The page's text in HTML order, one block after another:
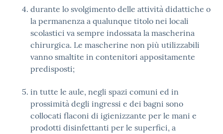
durante lo svolgimento delle attività didattiche o
la permanenza a qualunque titolo nei locali
scolastici va sempre indossata la mascherina
chirurgica. Le mascherine non più utilizzabili
vanno smaltite in contenitori appositamente
predisposti;
in tutte le aule, negli spazi comuni ed in
prossimità degli ingressi e dei bagni sono
collocati flaconi di igienizzante per le mani e
prodotti disinfettanti per le superfici, a